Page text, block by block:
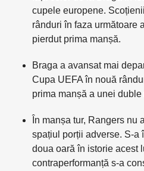
cupele europene.
rânduri în faza următoare
pierdut prima manșă.
Braga a avansat mai
Cupa UEFA în nouă
prima manșă a unei duble
În manșa tur, Rangers nu
spațiul porții adverse. S-a
doua oară în istorie acest
contraperformanță s-a